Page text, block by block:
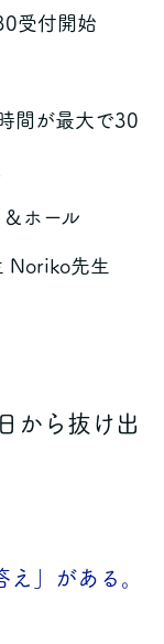
受付開始
間が最大で30
ホール
Noriko先生
から抜け出
」がある。